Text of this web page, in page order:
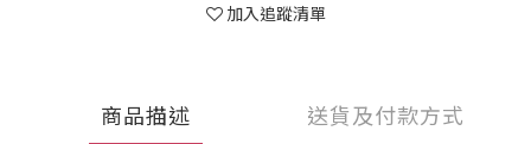
加入追蹤清單
商品描述 送貨及付款方式